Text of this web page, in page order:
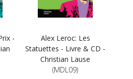
-
Alex Leroc: Les
Statuettes - Livre & CD -
Christian Lause
(MDL09)